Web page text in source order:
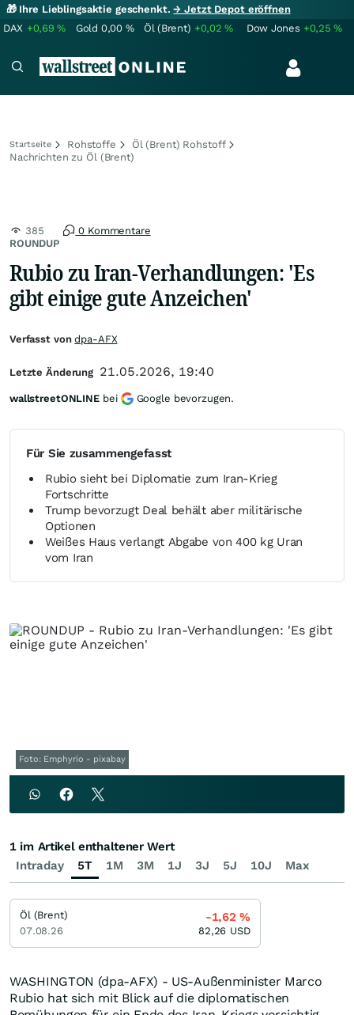
🎁 Ihre Lieblingsaktie geschenkt.→ Jetzt Depot eröffnen
DAX +0,69% Gold 0,00 % Öl (Brent) +0,02% Dow Jones +0,25%
Startseite Rohstoffe
Öl (Brent) Rohstoff
Nachrichten zu Öl (Brent)
ROUNDUP
385 0 Kommentare
Rubio zu Iran-Verhandlungen: 'Es
gibt einige gute Anzeichen'
Für Sie zusammengefasst
Rubio sieht bei Diplomatie zum Iran-Krieg
Fortschritte
Trump bevorzugt Deal behält aber militärische
Optionen
Weißes Haus verlangt Abgabe von 400 kg Uran
vom Iran
Foto: Emphyrio - pixabay
WASHINGTON (dpa-AFX) - US-Außenminister Marco
Rubio hat sich mit Blick auf die diplomatischen
Verfasst vondpa-AFX
Letzte Änderung 21.05.2026, 19:40
wallstreetONLINE bei Google bevorzugen.
Intraday 5T 1M 3M 1J 3J 5J 10J Max
1 im Artikel enthaltener Wert
Öl (Brent)
07.08.26
-1,62%
82,26 USD